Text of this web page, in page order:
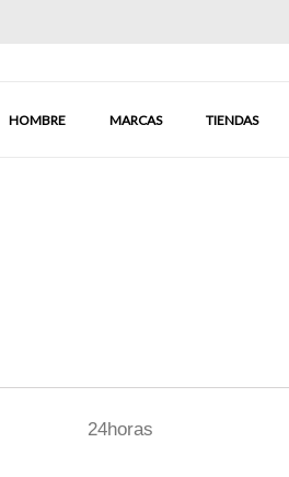
HOMBRE MARCAS TIENDAS
24horas